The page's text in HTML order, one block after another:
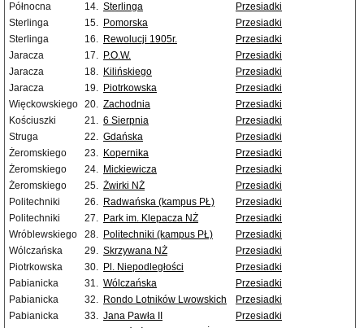
Północna
14. Sterlinga
Przesiadki
Sterlinga
15. Pomorska
Przesiadki
Sterlinga
16. Rewolucji 1905r.
Przesiadki
Jaracza
17. P.O.W.
Przesiadki
Jaracza
18. Kilińskiego
Przesiadki
Jaracza
19. Piotrkowska
Przesiadki
Więckowskiego 20. Zachodnia
Przesiadki
Kościuszki
21. 6 Sierpnia
Przesiadki
Struga
22. Gdańska
Przesiadki
Żeromskiego
23. Kopernika
Przesiadki
Żeromskiego
24. Mickiewicza
Przesiadki
Żeromskiego
25. Żwirki NŻ
Przesiadki
Politechniki
26. Radwańska (kampus PŁ)
Przesiadki
Politechniki
27. Park im. Klepacza NŻ
Przesiadki
Wróblewskiego
28. Politechniki (kampus PŁ)
Przesiadki
Wólczańska
29. Skrzywana NŻ
Przesiadki
Piotrkowska
30. Pl. Niepodległości
Przesiadki
Pabianicka
31. Wólczańska
Przesiadki
Pabianicka
32. Rondo Lotników Lwowskich
Przesiadki
Pabianicka
33. Jana Pawła II
Przesiadki